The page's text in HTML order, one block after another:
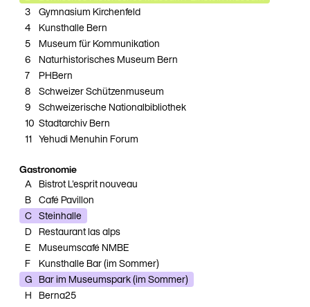
3 Gymnasium Kirchenfeld
4
Kunsthalle Bern
5
Museum für Kommunikation
6
Naturhistorisches Museum Bern
7
PHBern
8 Schweizer Schützenmuseum
9 Schweizerische Nationalbibliothek
10 Stadtarchiv Bern
11 Yehudi Menuhin Forum
Gastronomie
A Bistrot L'esprit nouveau
B Café Pavillon
C Steinhalle
D Restaurant las alps
E
Museumscafé NMBE
F
Kunsthalle Bar (im Sommer)
G Bar im Museumspark (im Sommer)
H Berna25